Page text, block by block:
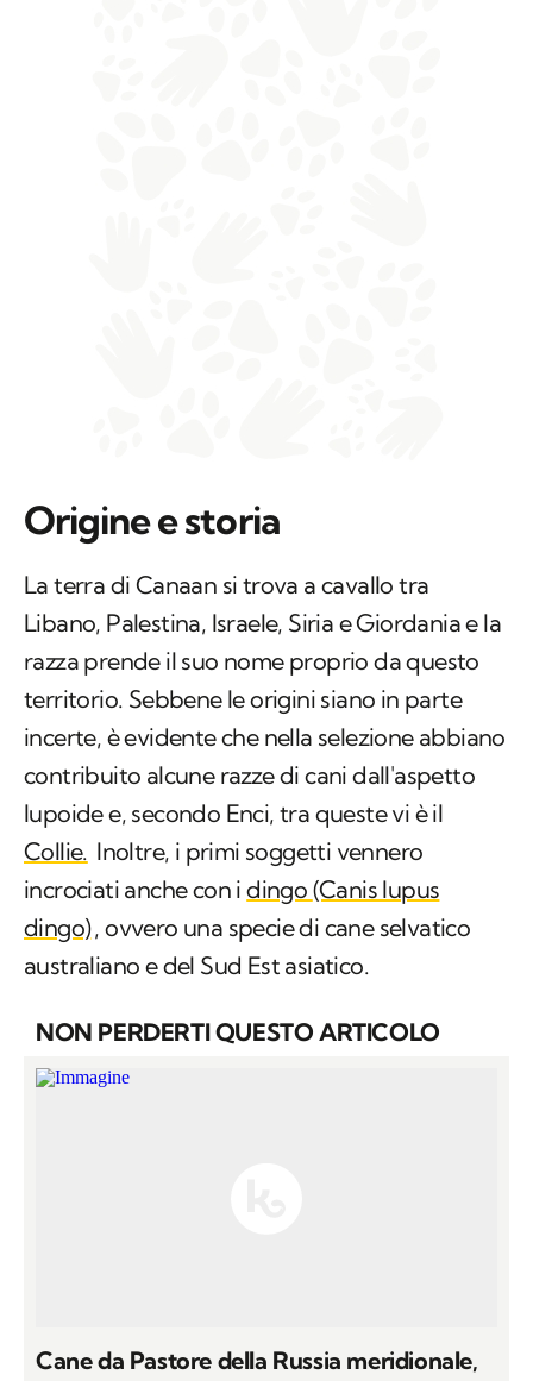
Origine e storia
La terra di Canaan si trova a cavallo tra
Libano, Palestina, Israele, Siria e Giordania e la
razza prende il suo nome proprio da questo
territorio. Sebbene le origini siano in parte
incerte, è evidente che nella selezione abbiano
contribuito alcune razze di cani dall'aspetto
lupoide e, secondo Enci, tra queste vi è il
Collie. Inoltre, i primi soggetti vennero
incrociati anche con idingo (Canis lupus
dingo), ovvero una specie di cane selvatico
australiano e del Sud Est asiatico.
NON PERDERTI QUESTO ARTICOLO
Cane da Pastore della Russia meridionale,